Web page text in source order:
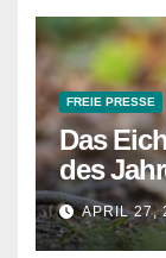
FREIE PRESSE
Das
des
APRIL 27,